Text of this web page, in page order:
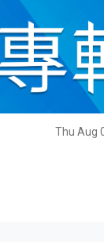
Thu Aug
影片 名